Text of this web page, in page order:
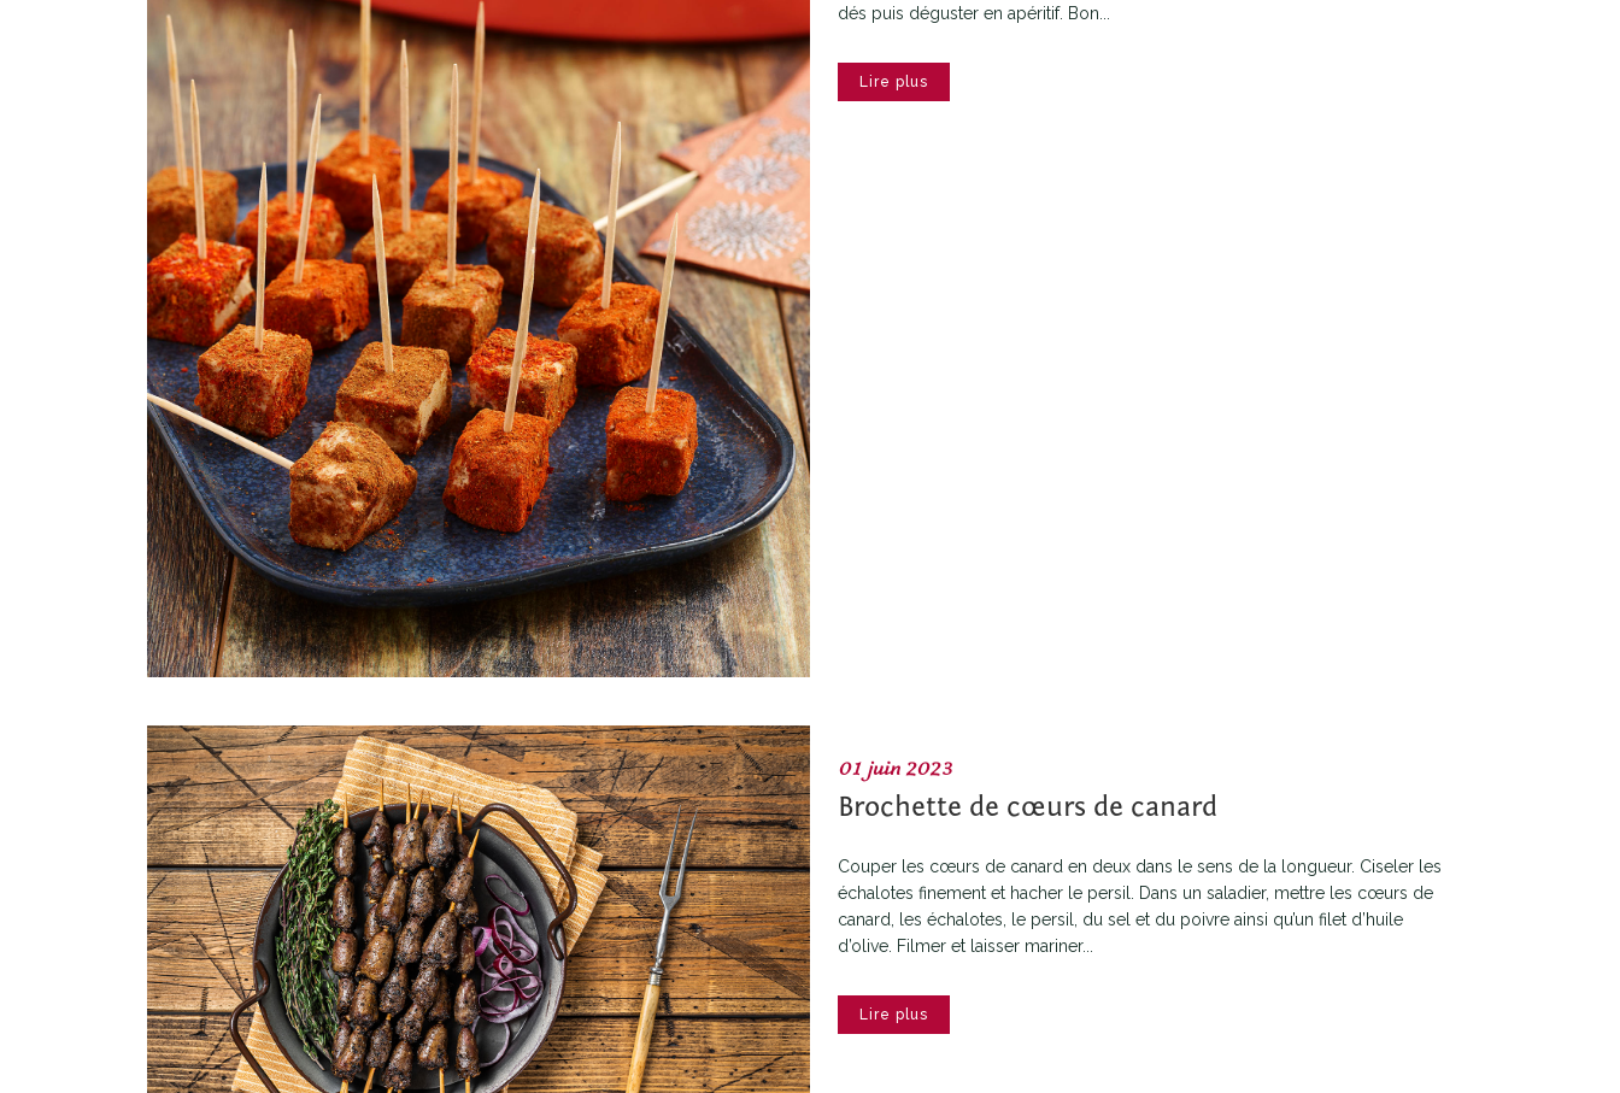
dés puis déguster en apéritif. Bon...
Lire plus
01 juin 2023
Brochette de cœurs de canard
Couper les cœurs de canard en deux dans le sens de la longueur. Ciseler les
échalotes finement et hacher le persil. Dans un saladier, mettre les cœurs de
canard, les échalotes, le persil, du sel et du poivre ainsi qu’un filet d’huile
d’olive. Filmer et laisser mariner...
Lire plus